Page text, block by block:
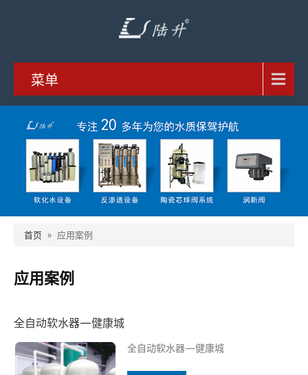
菜单
首页 » 应用案例
应用案例
全自动软水器—健康城
全自动软水器—健康城